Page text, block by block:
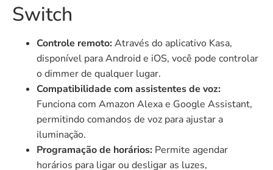
Switch
Controle remoto: Através do aplicativo Kasa,
disponível para Android e iOS, você pode controlar
o dimmer de qualquer lugar.
Compatibilidade com assistentes de voz:
Funciona com Amazon Alexa e Google Assistant,
permitindo comandos de voz para ajustar a
iluminação.
Programação de horários: Permite agendar
horários para ligar ou desligar as luzes,